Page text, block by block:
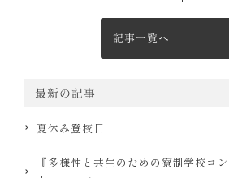
最新の記事
夏休み登校日
『多様性と共生のための寮制学校コ
記事一覧へ